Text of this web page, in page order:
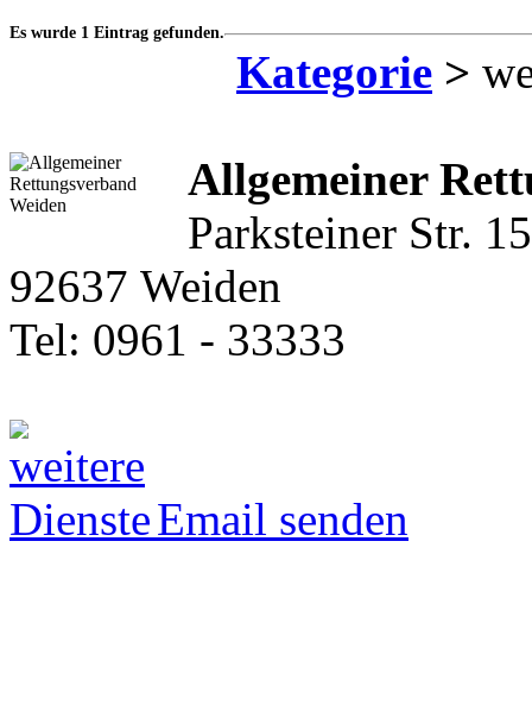
Es wurde 1 Eintrag gefunden.
Kategorie >
Allgemeiner
Parksteiner Str. 15
92637 Weiden
Tel: 0961 - 33333
Email senden